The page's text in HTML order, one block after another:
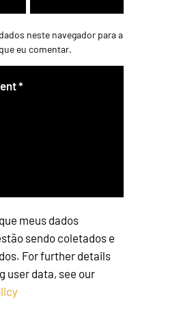
neste navegador para a
eu comentar.
meus dados
sendo coletados e
For further details
user data, see our